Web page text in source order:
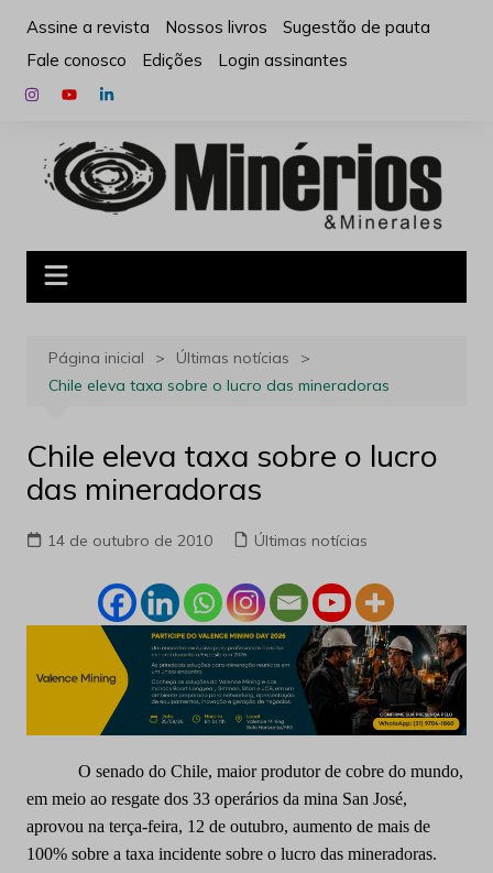
para
conteúdo
Assine a revista Nossos livros
Sugestão de pauta
Fale conosco
Edições Login assinantes
Página inicial
Últimas notícias
Chile eleva taxa sobre o lucro das mineradoras
Chile eleva taxa sobre o lucro
das mineradoras
14 de outubro de 2010 Últimas notícias
O senado do Chile, maior produtor de cobre do mundo,
em meio ao resgate dos 33 operários da mina San José,
aprovou na terça-feira, 12 de outubro, aumento de mais de
100% sobre a taxa incidente sobre o lucro das mineradoras.